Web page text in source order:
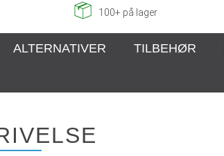
100+ på lager
ALTERNATIVER TILBEHØR